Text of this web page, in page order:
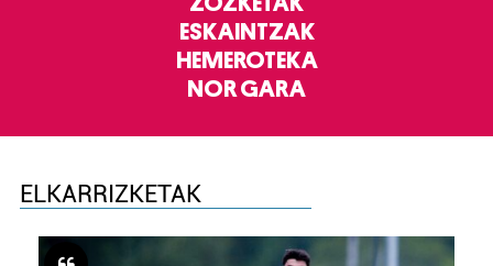
ESKAINTZAK
HEMEROTEKA
NOR GARA
ELKARRIZKETAK